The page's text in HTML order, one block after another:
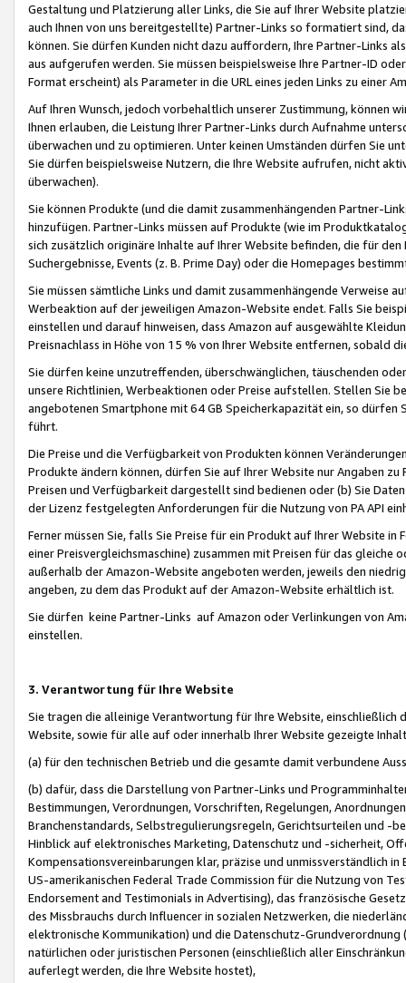
Gestaltung und Platzierung aller Links, die Sie auf Ihrer Website
auch Ihnen von uns bereitgestellte) Partner-Links so formatiert sind,
können. Sie dürfen Kunden nicht dazu auffordern, Ihre Partner-Links
aus aufgerufen werden. Sie müssen beispielsweise Ihre Partner-ID
Format erscheint) als Parameter in die URL eines jeden Links zu einer
Auf Ihren Wunsch, jedoch vorbehaltlich unserer Zustimmung, können
Ihnen erlauben, die Leistung Ihrer Partner-Links durch Aufnahme
überwachen und zu optimieren. Unter keinen Umständen dürfen Sie
Sie dürfen beispielsweise Nutzern, die Ihre Website aufrufen, nicht
überwachen).
Sie können Produkte (und die damit zusammenhängenden Partner-
hinzufügen. Partner-Links müssen auf Produkte (wie im
sich zusätzlich originäre Inhalte auf Ihrer Website befinden, die für
Suchergebnisse, Events (z. B. Prime Day) oder die Homepages
Sie müssen sämtliche Links und damit zusammenhängende
Werbeaktion auf der jeweiligen Amazon-Website endet. Falls Sie
einstellen und darauf hinweisen, dass Amazon auf ausgewählte
Preisnachlass in Höhe von 15 % von Ihrer Website entfernen, sobald
Sie dürfen keine unzutreffenden, überschwänglichen, täuschenden
unsere Richtlinien, Werbeaktionen oder Preise aufstellen. Stellen Sie
angebotenen Smartphone mit 64 GB Speicherkapazität ein, so dürfen
führt.
Die Preise und die Verfügbarkeit von Produkten können
Produkte ändern können, dürfen Sie auf Ihrer Website nur Angaben
Preisen und Verfügbarkeit dargestellt sind bedienen oder (b) Sie
der Lizenz festgelegten Anforderungen für die Nutzung von PA API
Ferner müssen Sie, falls Sie Preise für ein Produkt auf Ihrer Website
einer Preisvergleichsmaschine) zusammen mit Preisen für das
außerhalb der Amazon-Website angeboten werden, jeweils den
angeben, zu dem das Produkt auf der Amazon-Website erhältlich ist.
Sie dürfen keine Partner-Links auf Amazon oder Verlinkungen von
einstellen.
3. Verantwortung für Ihre Website
Sie tragen die alleinige Verantwortung für Ihre Website,
Website, sowie für alle auf oder innerhalb Ihrer Website gezeigte
(a) für den technischen Betrieb und die gesamte damit verbundene
(b) dafür, dass die Darstellung von Partner-Links und
Bestimmungen, Verordnungen, Vorschriften, Regelungen,
Branchenstandards, Selbstregulierungsregeln, Gerichtsurteilen und -
Hinblick auf elektronisches Marketing, Datenschutz und -sicherheit,
Kompensationsvereinbarungen klar, präzise und unmissverständlich
US-amerikanischen Federal Trade Commission für die Nutzung von
Endorsement and Testimonials in Advertising), das französische
des Missbrauchs durch Influencer in sozialen Netzwerken, die
elektronische Kommunikation) und die Datenschutz-
natürlichen oder juristischen Personen (einschließlich aller
auferlegt werden, die Ihre Website hostet),